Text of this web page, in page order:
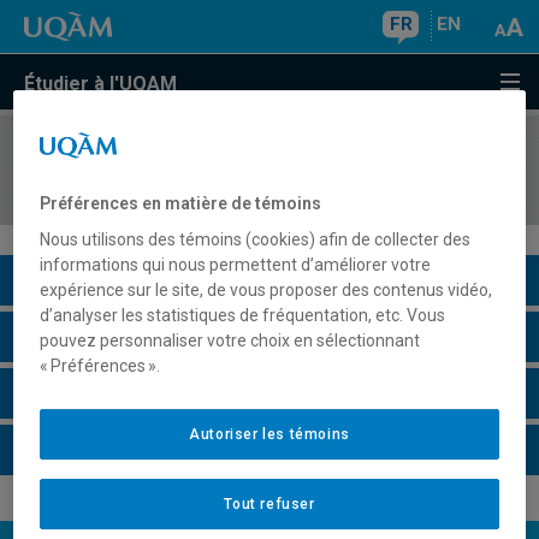
FR EN
Étudier à l'UQAM
COURS//
Description du cours
Horaire - Été 2026
Préférences en matière de témoins
Nous utilisons des témoins (cookies) afin de collecter des
informations qui nous permettent d’améliorer votre
expérience sur le site, de vous proposer des contenus vidéo,
d’analyser les statistiques de fréquentation, etc. Vous
pouvez personnaliser votre choix en sélectionnant
« Préférences ».
Tout refuser
Autoriser les témoins